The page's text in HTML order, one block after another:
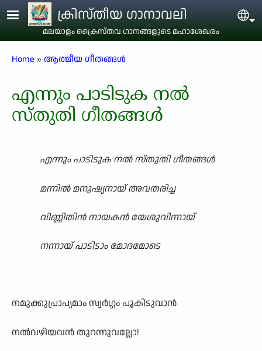
Skip to main contentക്രിസ്തീയ ഗാനാവലി
മലയാളം ക്രൈസ്തവ ഗാനങ്ങളുടെ മഹാശേഖരം
Breadcrumb
Home ആത്മീയ ഗീതങ്ങൾ
എന്നും പാടിടുക നൽ
സ്തുതി ഗീതങ്ങൾ
എന്നും പാടിടുക നൽ സ്തുതി ഗീതങ്ങൾ
മന്നിൽ മനുഷ്യനായ് അവതരിച്ച
വിണ്ണിതിൻ നായകൻ യേശുവിന്നായ്
നന്നായ് പാടിടാം മോദമോടെ
നമുക്കുപ്രാപ്യമാം സ്വർഗ്ഗം പൂകിടുവാൻ
നൽവഴിയവൻ തുറന്നുവല്ലോ!